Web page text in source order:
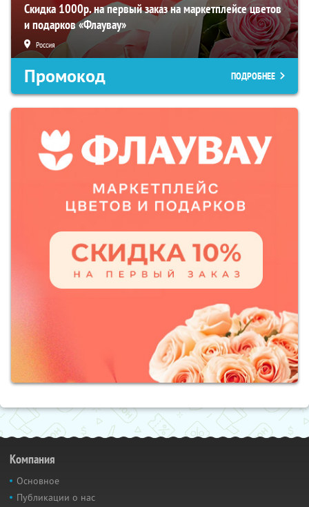
Скидка 1000р. на первый заказ на маркетплейсе цветов
и подарков «Флаувау»
Россия
Промокод ПОДРОБНЕЕ
Компания
Основное
Публикации о нас